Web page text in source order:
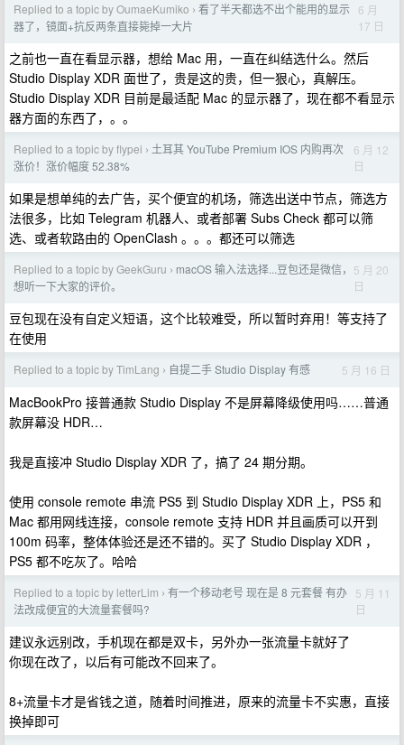
Replied to a topic by OumaeKumiko › 看了半天都选不出个能用的显示
器了，镜面+抗反两条直接毙掉一大片
6 月
17 日
之前也一直在看显示器，想给 Mac 用，一直在纠结选什么。然后
Studio Display XDR 面世了，贵是这的贵，但一狠心，真解压。
Studio Display XDR 目前是最适配 Mac 的显示器了，现在都不看显示
器方面的东西了，。。
Replied to a topic by flypei › 土耳其 YouTube Premium IOS 内购再次
涨价！涨价幅度 52.38%
6 月 12
日
如果是想单纯的去广告，买个便宜的机场，筛选出送中节点，筛选方
法很多，比如 Telegram 机器人、或者部署 Subs Check 都可以筛
选、或者软路由的 OpenClash 。。。都还可以筛选
Replied to a topic by GeekGuru › macOS 输入法选择...豆包还是微信，
想听一下大家的评价。
5 月 20
日
豆包现在没有自定义短语，这个比较难受，所以暂时弃用！等支持了
在使用
Replied to a topic by TimLang › 自提二手 Studio Display 有感 5 月 16 日
MacBookPro 接普通款 Studio Display 不是屏幕降级使用吗……普通
款屏幕没 HDR…
我是直接冲 Studio Display XDR 了，搞了 24 期分期。
使用 console remote 串流 PS5 到 Studio Display XDR 上，PS5 和
Mac 都用网线连接，console remote 支持 HDR 并且画质可以开到
100m 码率，整体体验还是还不错的。买了 Studio Display XDR ，
PS5 都不吃灰了。哈哈
Replied to a topic by letterLim › 有一个移动老号 现在是 8 元套餐 有办
法改成便宜的大流量套餐吗?
5 月 11
日
建议永远别改，手机现在都是双卡，另外办一张流量卡就好了
你现在改了，以后有可能改不回来了。
8+流量卡才是省钱之道，随着时间推进，原来的流量卡不实惠，直接
换掉即可